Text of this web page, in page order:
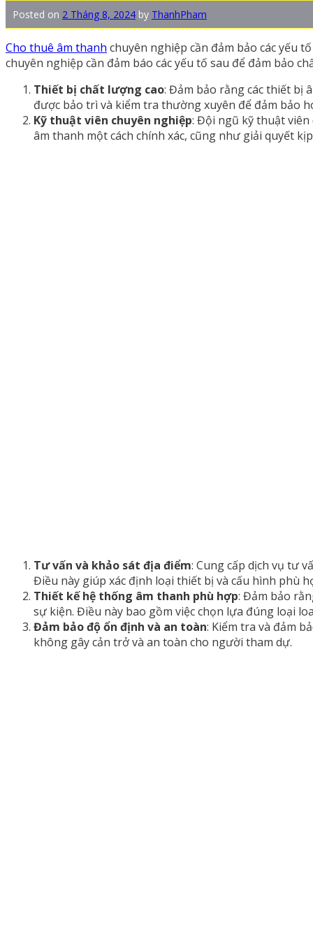
Posted on 2 Tháng 8, 2024 by ThanhPham
Cho thuê âm thanh chuyên nghiệp cần đảm bảo các yếu
chuyên nghiệp cần đảm báo các yếu tố sau để đảm bảo
Thiết bị chất lượng cao: Đảm bảo rằng các thiết bị
được bảo trì và kiểm tra thường xuyên để đảm bảo
Kỹ thuật viên chuyên nghiệp: Đội ngũ kỹ thuật viên
âm thanh một cách chính xác, cũng như giải quyết
Tư vấn và khảo sát địa điểm: Cung cấp dịch vụ tư
Điều này giúp xác định loại thiết bị và cấu hình phù
Thiết kế hệ thống âm thanh phù hợp: Đảm bảo
sự kiện. Điều này bao gồm việc chọn lựa đúng loại
Đảm bảo độ ổn định và an toàn: Kiểm tra và đảm
không gây cản trở và an toàn cho người tham dự.